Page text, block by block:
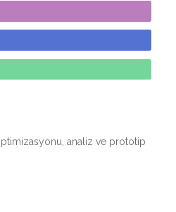
analiz ve prototip